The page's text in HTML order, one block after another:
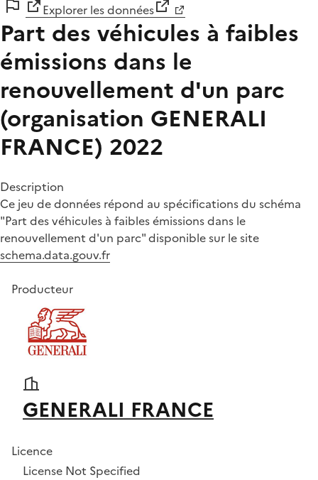
Explorer les données
Part des véhicules à faibles
émissions dans le
renouvellement d'un parc
(organisation GENERALI
FRANCE) 2022
Description
Ce jeu de données répond au spécifications du schéma
"Part des véhicules à faibles émissions dans le
renouvellement d'un parc" disponible sur le site
schema.data.gouv.fr
Producteur
GENERALI FRANCE
Licence
License Not Specified